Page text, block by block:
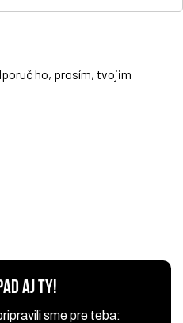
ho, prosím, tvojim
AJ TY!
sme pre teba: